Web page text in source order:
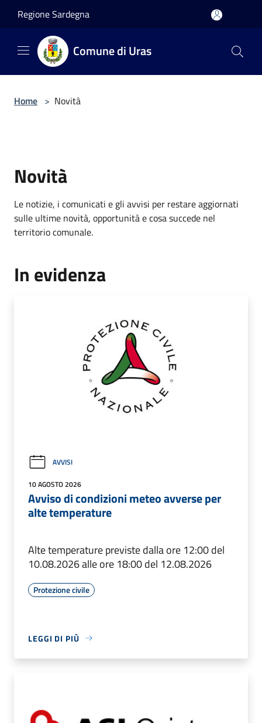
Regione Sardegna
Comune di Uras
Home > Novità
Novità
Le notizie, i comunicati e gli avvisi per restare aggiornati
sulle ultime novità, opportunità e cosa succede nel
territorio comunale.
In evidenza
AVVISI
10 AGOSTO 2026
Avviso di condizioni meteo avverse per
alte temperature
Alte temperature previste dalla ore 12:00 del
10.08.2026 alle ore 18:00 del 12.08.2026
Protezione civile
LEGGI DI PIÙ